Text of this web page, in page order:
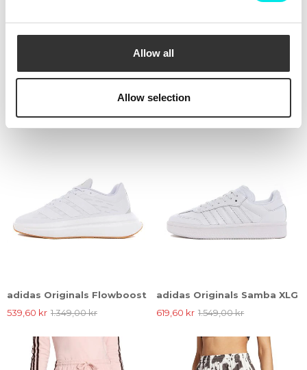
Allow all
Allow selection
adidas Originals Graphic T-
599,00 kr
adidas Originals Real OG
1.199,00 kr
adidas Originals Flowboost
539,60 kr 1.349,00 kr
adidas Originals Samba XLG
619,60 kr 1.549,00 kr